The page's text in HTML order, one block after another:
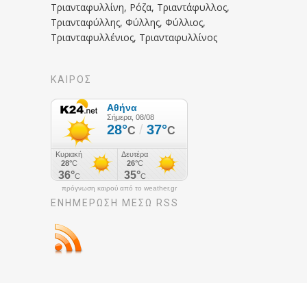
Τριανταφυλλίνη, Ρόζα, Τριαντάφυλλος,
Τριανταφύλλης, Φύλλης, Φύλλιος,
Τριανταφυλλένιος, Τριανταφυλλίνος
ΚΑΙΡΟΣ
πρόγνωση καιρού από το weather.gr
ΕΝΗΜΈΡΩΣΉ ΜΕΣΩ RSS